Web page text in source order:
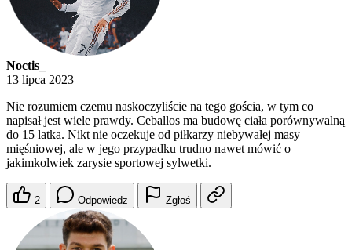
Noctis_
13 lipca 2023
Nie rozumiem czemu naskoczyliście na tego gościa, w tym co
napisał jest wiele prawdy. Ceballos ma budowę ciała porównywalną
do 15 latka. Nikt nie oczekuje od piłkarzy niebywałej masy
mięśniowej, ale w jego przypadku trudno nawet mówić o
jakimkolwiek zarysie sportowej sylwetki.
2 Odpowiedz Zgłoś